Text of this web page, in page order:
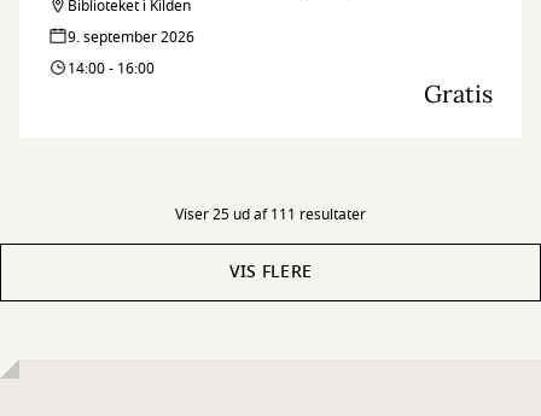
Biblioteket i Kilden
9. september 2026
14:00 - 16:00
Gratis
Viser 25 ud af 111 resultater
VIS FLERE